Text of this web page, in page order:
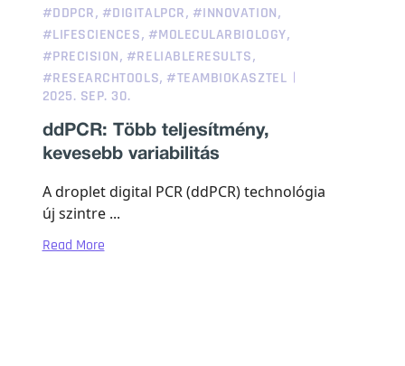
#DDPCR, #DIGITALPCR, #INNOVATION,
#LIFESCIENCES, #MOLECULARBIOLOGY,
#PRECISION, #RELIABLERESULTS,
#RESEARCHTOOLS, #TEAMBIOKASZTEL
2025. SEP. 30.
ddPCR: Több teljesítmény,
kevesebb variabilitás
A droplet digital PCR (ddPCR) technológia
új szintre ...
Read More